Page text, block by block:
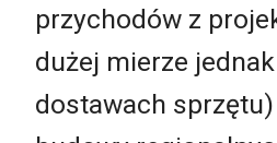
przychodów z
dużej mierze
dostawach sprzętu)